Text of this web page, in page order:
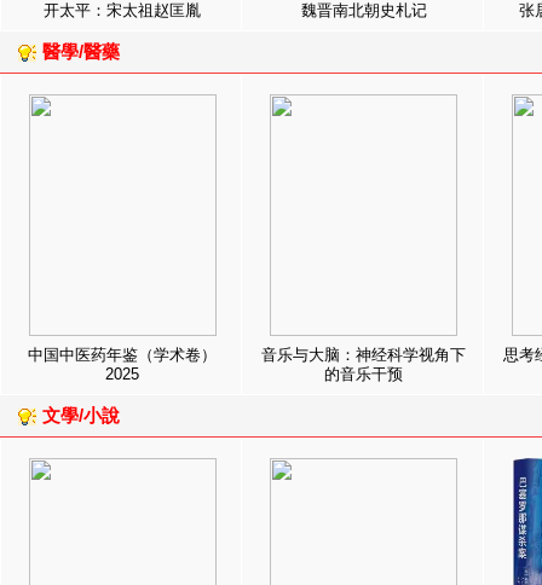
开太平：宋太祖赵匡胤 魏晋南北朝史札记 张
醫學/醫藥
中国中医药年鉴（学术卷）
2025
音乐与大脑：神经科学视角下
的音乐干预
思考
文學/小說